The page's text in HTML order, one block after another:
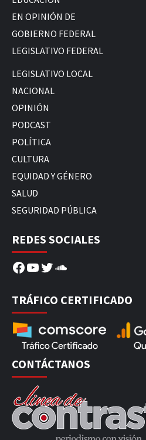
EN OPINIÓN DE
GOBIERNO FEDERAL
LEGISLATIVO FEDERAL
LEGISLATIVO LOCAL
NACIONAL
OPINIÓN
PODCAST
POLÍTICA
CULTURA
EQUIDAD Y GÉNERO
SALUD
SEGURIDAD PÚBLICA
REDES SOCIALES
Facebook
YouTube
Twitter
SoundCloud
TRÁFICO CERTIFICADO
CONTÁCTANOS